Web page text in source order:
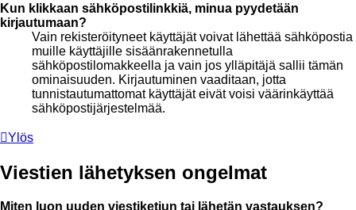
Kun klikkaan sähköpostilinkkiä, minua pyydetään
kirjautumaan?
Vain rekisteröityneet käyttäjät voivat lähettää sähköpostia
muille käyttäjille sisäänrakennetulla
sähköpostilomakkeella ja vain jos ylläpitäjä sallii tämän
ominaisuuden. Kirjautuminen vaaditaan, jotta
tunnistautumattomat käyttäjät eivät voisi väärinkäyttää
sähköpostijärjestelmää.
Ylös
Viestien lähetyksen ongelmat
Miten luon uuden viestiketjun tai lähetän vastauksen?